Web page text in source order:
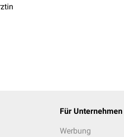
Für Unternehmen
Werbung